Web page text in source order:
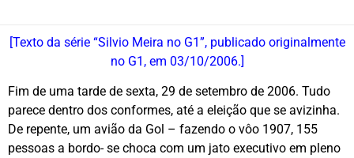
[Texto da série “Silvio Meira no G1”, publicado originalmente
no G1, em 03/10/2006.]
Fim de uma tarde de sexta, 29 de setembro de 2006. Tudo
parece dentro dos conformes, até a eleição que se avizinha.
De repente, um avião da Gol – fazendo o vôo 1907, 155
pessoas a bordo- se choca com um jato executivo em pleno